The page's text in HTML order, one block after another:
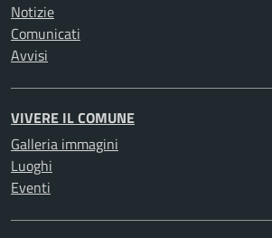
Notizie
Comunicati
Avvisi
VIVERE IL COMUNE
Galleria immagini
Luoghi
Eventi